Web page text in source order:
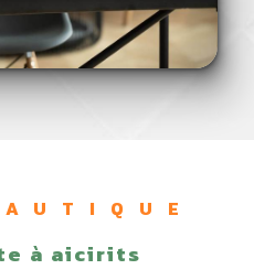
à aicirits